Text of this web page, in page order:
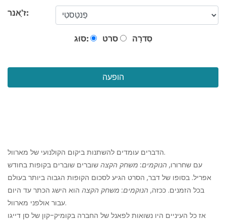
ז'ָאנר:
סוּג: סרט סִדרָה
הופעה
הדברים עומדים להשתנות ביקום הקולנועי של מארוול.
עם שחרורו, הנוקמים: משחק הקצה שוברים שוברים בקופות בחודש
אפריל. בסופו של דבר, הסרט הגיע לסכום הקופות הגבוה ביותר בעולם
בכל הזמנים. ככזה, הנוקמים: משחק הקצה הוא הישג הכתר עד היום
עבור אולפני מארוול.
אז כל העיניים היו נשואות לפאנל של החברה בקומיק-קון של סן דייגו